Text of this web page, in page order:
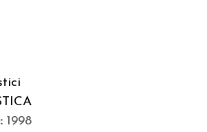
1998